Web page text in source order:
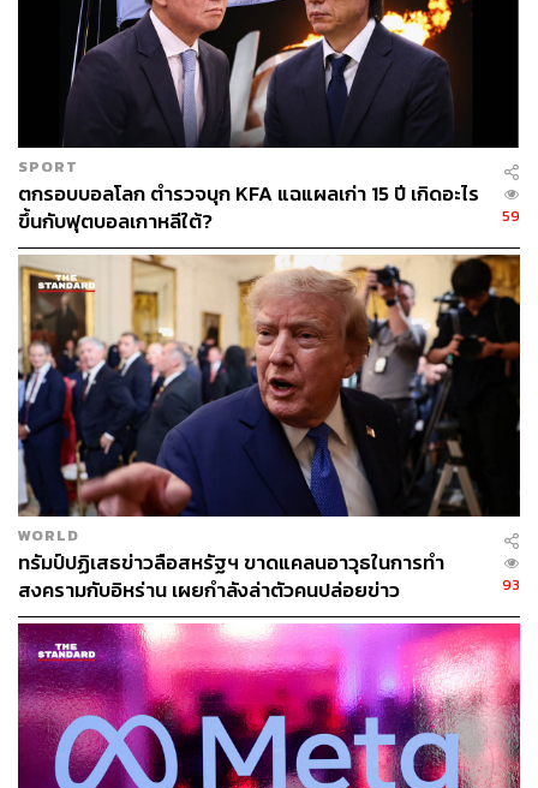
อาจขอให้ไทยลดภาษีนำเข้าสินค้าสหรัฐฯโดยสินค้าที่
ไทยเรียกเก็บสหรัฐฯ สูงกว่าที่สหรัฐฯ เรียกเก็บจากไทย
มาก เช่น ไวน์ เบียร์ เนื้อวัว รถยนต์ รวมถึงสินค้าเกษตร
หลายชนิด ซึ่งสินค้าเกษตรมีความสำคัญกับ
ประธานาธิบดีทรัมป์ เนื่องจากเกษตรกรเป็นฐานเสียง
หลัก
อาจขอให้ไทยเพิ่มโควตานำเข้าสินค้าบางประเภทมาก
ขึ้นเช่น ข้าวโพด และกาแฟ ที่ไทยมีการกำหนดโควตา
นำเข้า
อาจขอให้ไทยลดข้อกำหนดที่เป็นมาตรฐานสุขภาพ
เช่น ให้ไทยอนุญาตให้นำเข้าเนื้อหมูจากสหรัฐฯ ซึ่งไทย
กังวลว่ามีสารเร่งเนื้อแดงเกินมาตรฐาน ดังนั้นไทยควร
พิจารณาเจรจาเพื่อเปิดตลาดสินค้าที่มีผลกระทบทางลบ
ต่อเศรษฐกิจไทยน้อยหรือจะส่งผลดีกับผู้บริโภคในไทย
ในลำดับแรก นอกจากนี้สหรัฐฯ อยากให้ประเทศต่างๆ
มีการไปลงทุนในสหรัฐฯ มากขึ้นด้วย
ดร.กิริฎา กล่าวว่า สิ่งที่น่าเป็นกังวลคือท่าทีของธุรกิจต่าง
ชาติที่ต้องการมาลงทุนในประเทศไทย ซึ่งมีภาคธุรกิจจาก
ต่างประเทศจำนวนมากที่มาขอรับการส่งเสริมการลงทุนจา
กบีโอไอ และได้รับบัตรส่งเสริมไปแล้วในสองปีที่ผ่านมา แต่
ยังไม่ได้เข้ามาลงทุน เมื่อมีความไม่แน่นอนนี้เกิดขึ้นและไทย
ถูกขึ้นภาษี 36% บางธุรกิจอาจจะชะลอการลงทุนเพื่อรอดู
สถานการณ์หลังการเจรจาระหว่างประเทศต่างๆ กับสหรัฐฯ
SPORT
ตกรอบบอลโลก ตำรวจบุก KFA แฉแผลเก่า 15 ปี เกิดอะไร
ขึ้นกับฟุตบอลเกาหลีใต้?
59
WORLD
ทรัมป์ปฏิเสธข่าวลือสหรัฐฯ ขาดแคลนอาวุธในการทำ
สงครามกับอิหร่าน เผยกำลังล่าตัวคนปล่อยข่าว
93